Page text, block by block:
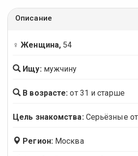
Описание
♀ Женщина, 54
Ищу: мужчину
В возрасте: от 31 и старше
Цель знакомства: Серьёзные
Регион: Москва